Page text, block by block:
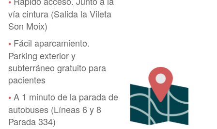
vía cintura (Salida la Vileta
Son Moix)
• Fácil aparcamiento.
Parking exterior y
subterráneo gratuito para
pacientes
•A 1 minuto de la parada de
autobuses (Líneas 6 y 8
Parada 334)